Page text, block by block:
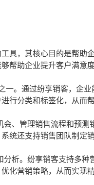
具，其核心目的是帮助
帮助企业提升客户满意
一。通过纷享销客，企
行分类和标签化，从而
、管理销售流程和预
统还支持销售团队制定
析。纷享销客支持多种
化营销策略，从而实现精